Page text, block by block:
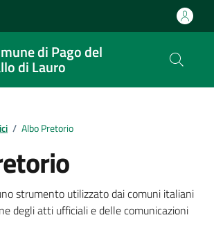
di Pago del
di Lauro
/ Albo Pretorio
strumento utilizzato dai comuni italiani
degli atti ufficiali e delle comunicazioni